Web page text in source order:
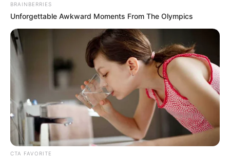
Yasmin Napper Aura Kasih
TULIS KOMENTAR
Alamat email Anda tidak akan dipublikasikan. Ruas yang wajib ditandai
BRAINBERRIES
Unforgettable Awkward Moments From The Olympics
CTA FAVORITE